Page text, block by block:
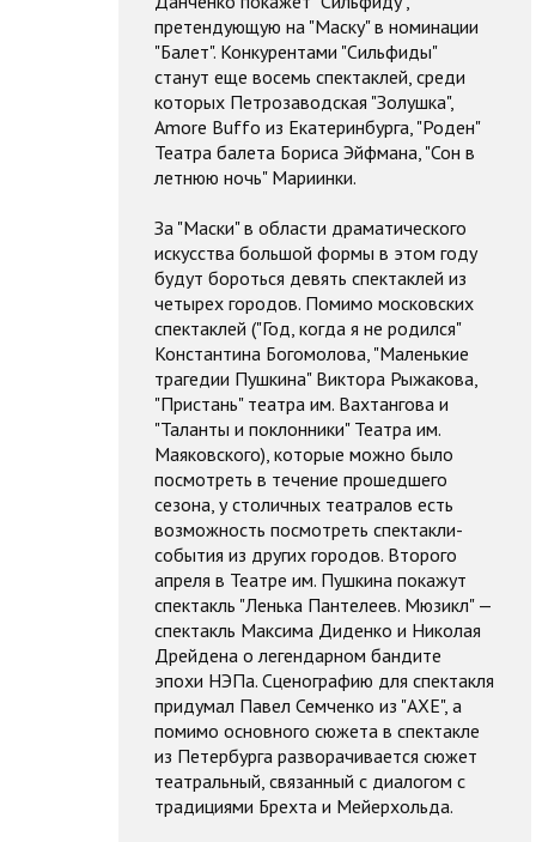
претендующую на "Маску" в номинации
"Балет". Конкурентами "Сильфиды"
станут еще восемь спектаклей, среди
которых Петрозаводская "Золушка",
Amore Buffo из Екатеринбурга, "Роден"
Театра балета Бориса Эйфмана, "Сон в
летнюю ночь" Мариинки.
За "Маски" в области драматического
искусства большой формы в этом году
будут бороться девять спектаклей из
четырех городов. Помимо московских
спектаклей ("Год, когда я не родился"
Константина Богомолова, "Маленькие
трагедии Пушкина" Виктора Рыжакова,
"Пристань" театра им. Вахтангова и
"Таланты и поклонники" Театра им.
Маяковского), которые можно было
посмотреть в течение прошедшего
сезона, у столичных театралов есть
возможность посмотреть спектакли-
события из других городов. Второго
апреля в Театре им. Пушкина покажут
спектакль "Ленька Пантелеев. Мюзикл" —
спектакль Максима Диденко и Николая
Дрейдена о легендарном бандите
эпохи НЭПа. Сценографию для спектакля
придумал Павел Семченко из "АХЕ", а
помимо основного сюжета в спектакле
из Петербурга разворачивается сюжет
театральный, связанный с диалогом с
традициями Брехта и Мейерхольда.